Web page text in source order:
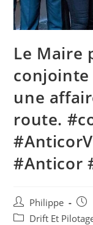
Le Maire
conjointe
une
route.
#Anticor
Auteur/autrice
de
Philippe
Post
PostDrift Et